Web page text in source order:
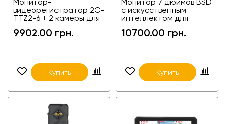
видеорегистратор 2C-
TTZ2-6 + 2 камеры для
спецтехники
9902.00 грн.
Купить
с искусственным
интеллектом для
пешеходов и
10700.00 грн.
Купить